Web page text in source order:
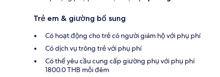
Trẻ em & giường bổ sung
Có hoạt động cho trẻ có người giám hộ với phụ phí
Có dịch vụ trông trẻ với phụ phí
Có thể yêu cầu cung cấp giường phụ với phụ phí
1800.0 THB mỗi đêm